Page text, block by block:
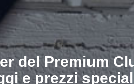
del Premium
e prezzi